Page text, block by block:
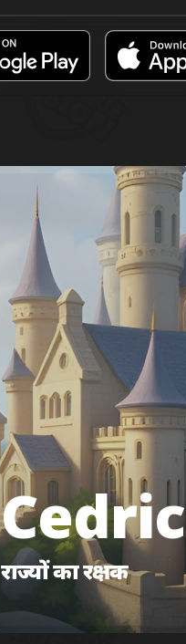
Cedric
राज्यों का रक्षक